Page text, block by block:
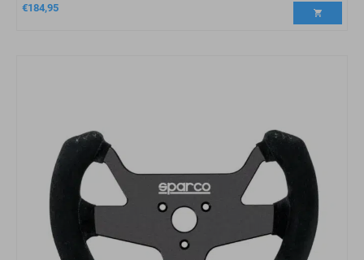
€184,95